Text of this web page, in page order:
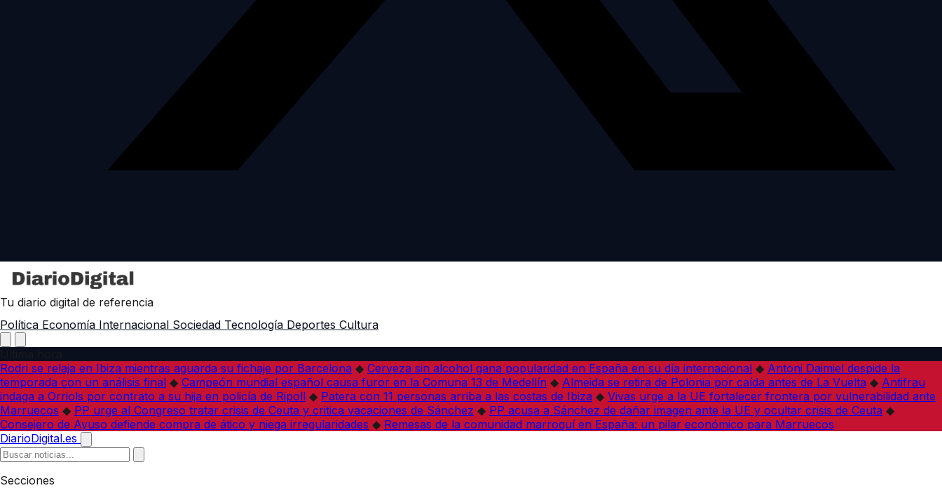
Tu diario digital de referencia
Política Economía Internacional Sociedad Tecnología Deportes Cultura
Rodri se relaja en Ibiza mientras aguarda su fichaje por Barcelona ◆ Cerveza sin alcohol gana popularidad en España en su día internacional ◆ Antoni Daimiel despide la
temporada con un análisis final ◆ Campeón mundial español causa furor en la Comuna 13 de Medellín ◆ Almeida se retira de Polonia por caída antes de La Vuelta ◆ Antifrau
indaga a Orriols por contrato a su hija en policía de Ripoll ◆ Patera con 11 personas arriba a las costas de Ibiza ◆ Vivas urge a la UE fortalecer frontera por vulnerabilidad ante
Marruecos ◆ PP urge al Congreso tratar crisis de Ceuta y critica vacaciones de Sánchez ◆ PP acusa a Sánchez de dañar imagen ante la UE y ocultar crisis de Ceuta ◆
Consejero de Ayuso defiende compra de ático y niega irregularidades ◆ Remesas de la comunidad marroquí en España: un pilar económico para Marruecos
DiarioDigital.es
Secciones